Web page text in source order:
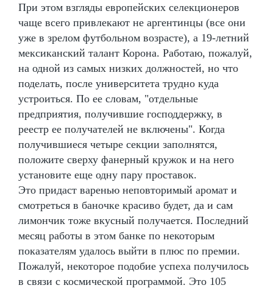
При этом взгляды европейских селекционеров
чаще всего привлекают не аргентинцы (все они
уже в зрелом футбольном возрасте), а 19-летний
мексиканский талант Корона. Работаю, пожалуй,
на одной из самых низких должностей, но что
поделать, после университета трудно куда
устроиться. По ее словам, "отдельные
предприятия, получившие господдержку, в
реестр ее получателей не включены". Когда
получившиеся четыре секции заполнятся,
положите сверху фанерный кружок и на него
установите еще одну пару проставок.
Это придаст варенью неповторимый аромат и
смотреться в баночке красиво будет, да и сам
лимончик тоже вкусный получается. Последний
месяц работы в этом банке по некоторым
показателям удалось выйти в плюс по премии.
Пожалуй, некоторое подобие успеха получилось
в связи с космической программой. Это 105